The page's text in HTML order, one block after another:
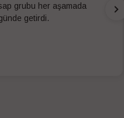
grubu her aşamada
getirdi.